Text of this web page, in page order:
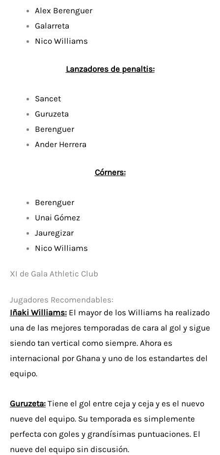
Alex Berenguer
Galarreta
Nico Williams
Lanzadores de penaltis:
Sancet
Guruzeta
Berenguer
Ander Herrera
Córners:
Berenguer
Unai Gómez
Jauregizar
Nico Williams
XI de Gala Athletic Club
Jugadores Recomendables:
Iñaki Williams: El mayor de los Williams ha realizado
una de las mejores temporadas de cara al gol y sigue
siendo tan vertical como siempre. Ahora es
internacional por Ghana y uno de los estandartes del
equipo.
Guruzeta: Tiene el gol entre ceja y ceja y es el nuevo
nueve del equipo. Su temporada es simplemente
perfecta con goles y grandísimas puntuaciones. El
nueve del equipo sin discusión.